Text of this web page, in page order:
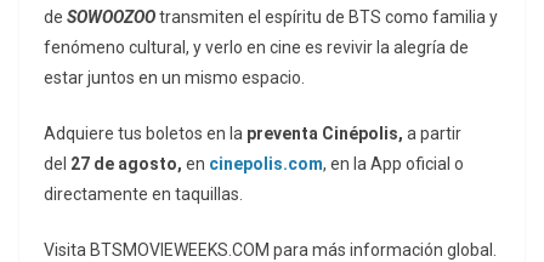
de SOWOOZOOtransmiten el espíritu de BTS como familia y
fenómeno cultural, y verlo en cine es revivir la alegría de
estar juntos en un mismo espacio.
Adquiere tus boletos en la preventa Cinépolis, a partir
del 27 de agosto, en cinepolis.com, en la App oficial o
directamente en taquillas.
Visita BTSMOVIEWEEKS.COM para más información global.